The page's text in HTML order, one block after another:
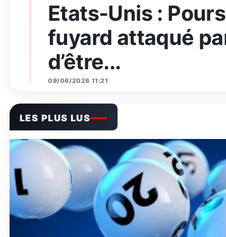
Etats-Unis :
fuyard attaqué
d’être...
09/06/2026 11:21
LES PLUS LUS